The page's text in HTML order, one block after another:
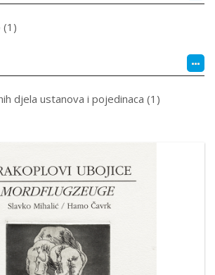
(1)
djela ustanova i pojedinaca (1)